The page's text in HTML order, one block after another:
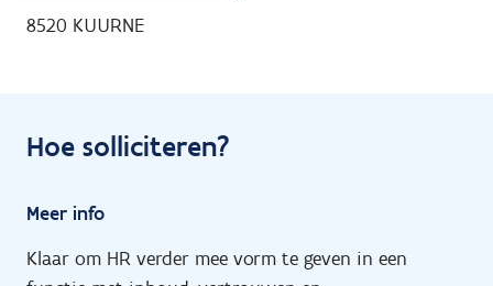
8520 KUURNE
Hoe solliciteren?
Meer info
Klaar om HR verder mee vorm te geven in een